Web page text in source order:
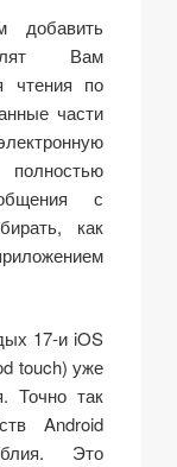
добавить
Вам
чтения по
части
с
как
17-и iOS
touch) уже
Точно так
Android
Это